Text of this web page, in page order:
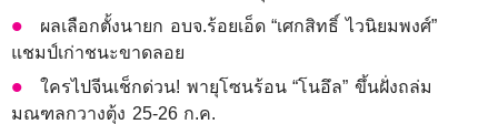
ผลเลือกตั้งนายก อบจ.ร้อยเอ็ด “เศกสิทธิ์ ไวนิยมพงศ์”
แชมป์เก่าชนะขาดลอย
ใครไปจีนเช็กด่วน! พายุโซนร้อน “โนอึล” ขึ้นฝั่งถล่ม
มณฑลกวางตุ้ง 25-26 ก.ค.